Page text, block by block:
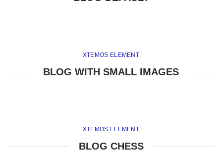
XTEMOS ELEMENT
BLOG WITH SMALL IMAGES
XTEMOS ELEMENT
BLOG CHESS